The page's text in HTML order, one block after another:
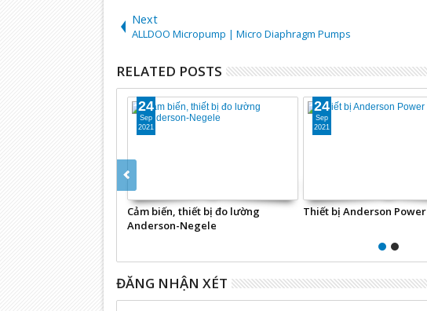
Next
ALLDOO Micropump | Micro Diaphragm Pumps
RELATED POSTS
Cảm biến, thiết bị đo lường
Anderson-Negele
24
Sep
2021
Thiết bị Anderson Power
24
Sep
2021
ĐĂNG NHẬN XÉT